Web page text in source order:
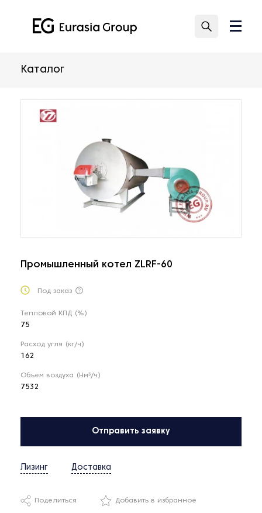
Каталог
Промышленный котел ZLRF-60
Под заказ
Тепловой КПД (%)
75
Расход угля (кг/ч)
162
Объем воздуха (Нм³/ч)
7532
Отправить заявку
Лизинг Доставка
Поделиться Добавить в избранное